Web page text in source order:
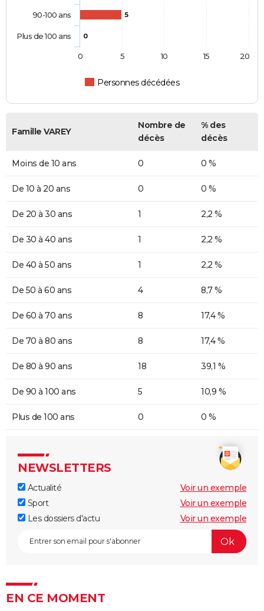
5
0
Personnes décédées
90-100 ans
Plus de 100 ans
0 5 10 15 20
Famille VAREY
Nombre de
décès
% des
décès
Moins de 10 ans 0 0 %
De 10 à 20 ans 0 0 %
De 20 à 30 ans 1 2,2 %
De 30 à 40 ans 1 2,2 %
De 40 à 50 ans 1 2,2 %
De 50 à 60 ans 4 8,7 %
De 60 à 70 ans 8 17,4 %
De 70 à 80 ans 8 17,4 %
De 80 à 90 ans 18 39,1 %
De 90 à 100 ans 5 10,9 %
Plus de 100 ans 0 0 %
NEWSLETTERS
Actualité
Voir un exemple
Sport
Voir un exemple
Les dossiers d'actu
Voir un exemple
EN CE MOMENT